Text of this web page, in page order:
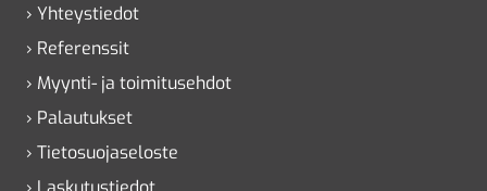
› Yhteystiedot
› Referenssit
› Myynti- ja toimitusehdot
› Palautukset
› Tietosuojaseloste